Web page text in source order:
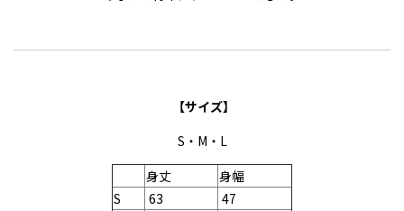
【サイズ】
S・M・L
身丈
身幅
S
63
47